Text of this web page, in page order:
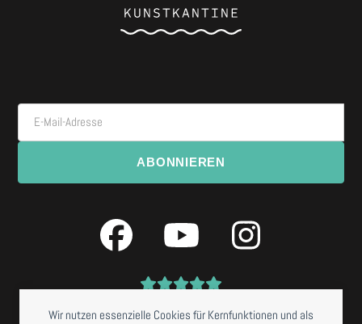
Wir nutzen essenzielle Cookies für Kernfunktionen und als
E-Mail-Adresse
ABONNIEREN
Facebook
YouTube